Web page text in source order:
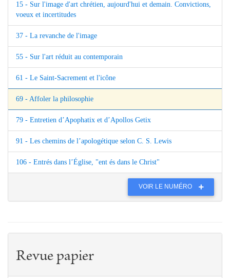
15 - Sur l'image d'art chrétien, aujourd'hui et demain. Convictions,
voeux et incertitudes
37 - La revanche de l'image
55 - Sur l'art réduit au contemporain
61 - Le Saint-Sacrement et l'icône
69 - Affoler la philosophie
79 - Entretien d’Apophatix et d’Apollos Getix
91 - Les chemins de l’apologétique selon C. S. Lewis
106 - Entrés dans l’Église, "ent és dans le Christ"
VOIR LE NUMÉRO
Revue papier